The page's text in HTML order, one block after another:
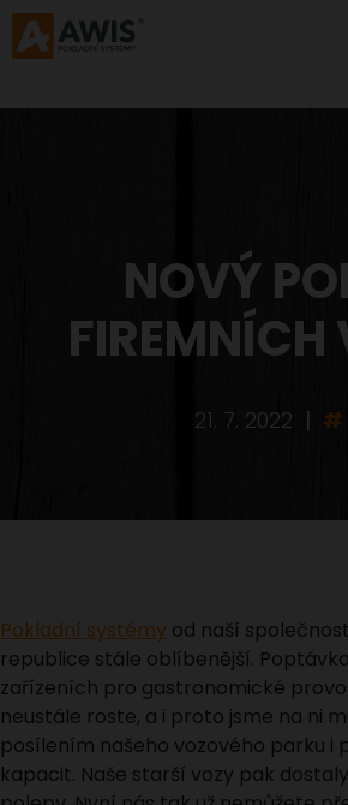
NOVÝ
FIREMNÍCH
21. 7. 2022 | #
Pokladní systémy od naší
republice stále oblíbenější.
zařízeních pro gastronomické
neustále roste, a i proto jsme na ni
posílením našeho vozového parku i
kapacit. Naše starší vozy pak